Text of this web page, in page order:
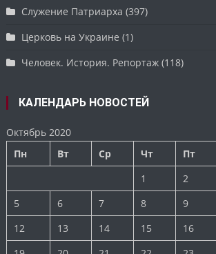
Служение Патриарха (397)
Церковь на Украине (1)
Человек. История. Репортаж (118)
КАЛЕНДАРЬ НОВОСТЕЙ
Октябрь 2020
Пн
Вт Ср Чт Пт
1
2
5
6 7 8 9
12
13 14 15 16